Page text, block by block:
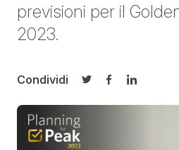
previsioni per il
2023.
Condividi
Condividi su Twitter
Condividi su
Condividi